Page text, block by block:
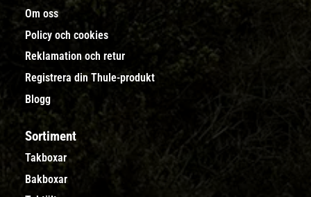
Om oss
Policy och cookies
Reklamation och retur
Registrera din Thule-produkt
Blogg
Sortiment
Takboxar
Bakboxar